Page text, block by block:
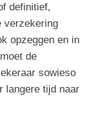
definitief,
verzekering
opzeggen en in
de
sowieso
langere tijd naar